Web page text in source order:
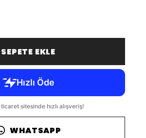
SEPETE EKLE
WHATSAPP